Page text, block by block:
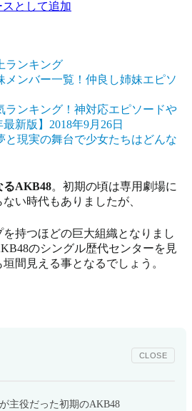
ランキング
メンバー一覧！仲良し姉妹エピソ
ランキング！神対応エピソードや
新版】2018年9月26日
と現実の舞台で少女たちはどんな
るAKB48。初期の頃は専用劇場に
い時代もありましたが、
持つほどの巨大組織となりまし
のシングル歴代センターを見
間見える事となるでしょう。
CLOSE
主役だった初期のAKB48